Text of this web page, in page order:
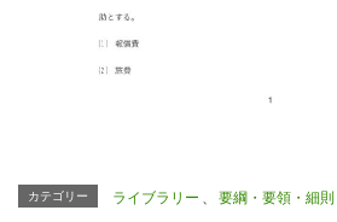
カテゴリー ライブラリー 、 要綱・要領・細則